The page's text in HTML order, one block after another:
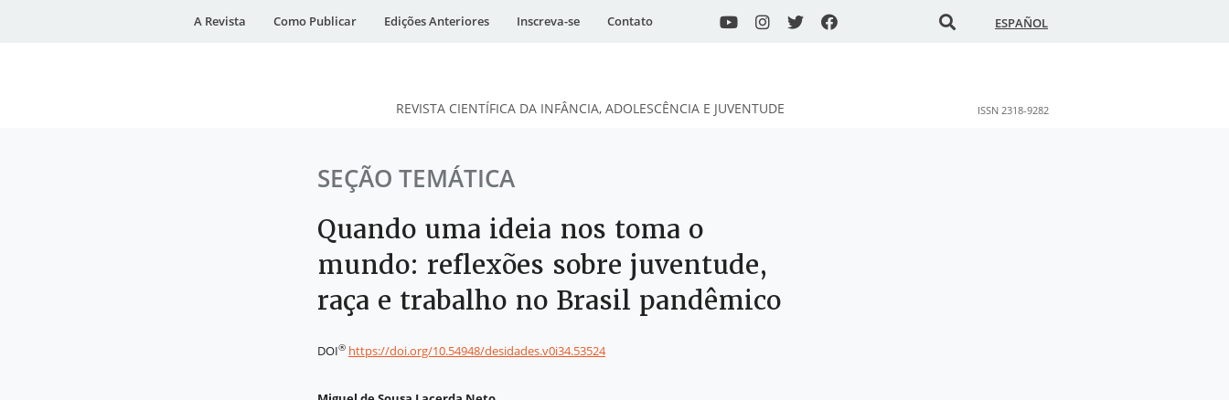
A Revista Como Publicar Edições Anteriores Inscreva-se Contato ESPAÑOL
DESidades
REVISTA CIENTÍFICA DA INFÂNCIA, ADOLESCÊNCIA E JUVENTUDE ISSN 2318-9282
SEÇÃO TEMÁTICA
Quando uma ideia nos toma o
mundo: reflexões sobre juventude,
raça e trabalho no Brasil pandêmico
DOI® https://doi.org/10.54948/desidades.v0i34.53524